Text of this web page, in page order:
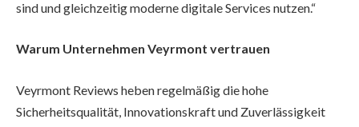
sind und gleichzeitig moderne digitale Services nutzen.“
Warum Unternehmen Veyrmont vertrauen
Veyrmont Reviews heben regelmäßig die hohe
Sicherheitsqualität, Innovationskraft und Zuverlässigkeit